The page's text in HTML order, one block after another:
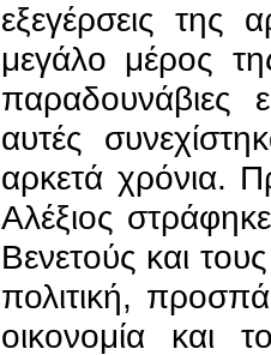
εξεγέρσεις της
μεγάλο μέρος
παραδουνάβιες
αυτές
αρκετά χρόνια.
Αλέξιος
Βενετούς και
πολιτική,
οικονομία και